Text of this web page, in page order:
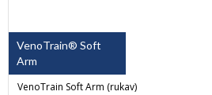
VenoTrain® Soft
Arm
VenoTrain Soft Arm (rukav)